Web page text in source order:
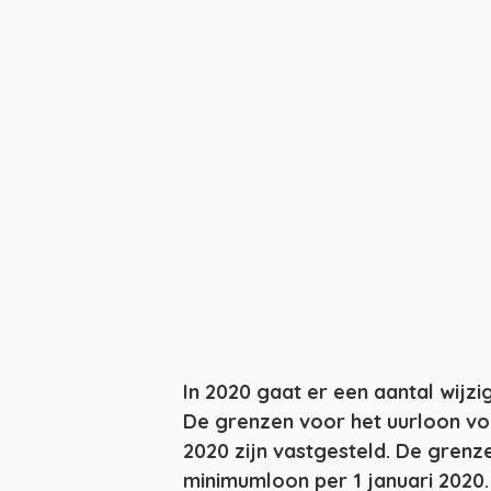
In 2020 gaat er een aantal
De grenzen voor het uurloon
2020 zijn vastgesteld. De
minimumloon per 1 januari 2020.